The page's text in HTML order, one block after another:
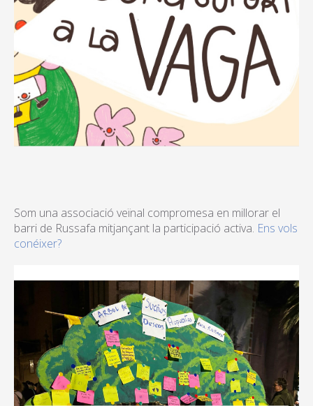
Som una associació veïnal compromesa en millorar el
barri de Russafa mitjançant la participació activa. Ens vols
conéixer?